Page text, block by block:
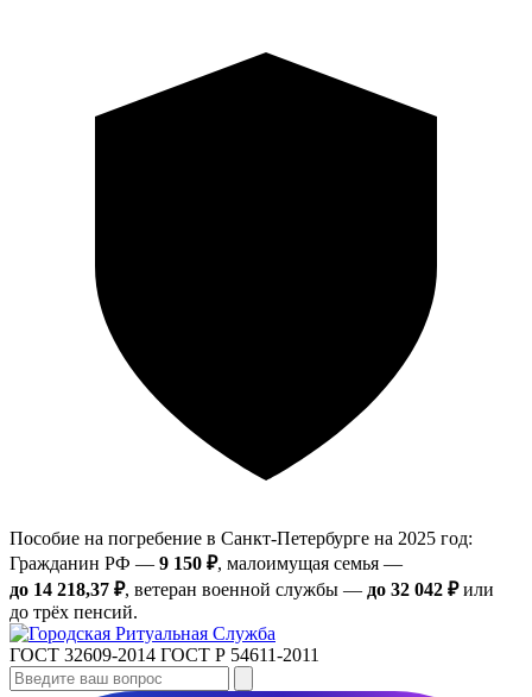
Пособие на погребение в Санкт‑Петербурге на 2025 год:
Гражданин РФ — 9 150 ₽, малоимущая семья —
до 14 218,37 ₽, ветеран военной службы — до 32 042 ₽или
до трёх пенсий.
ГОСТ 32609-2014 ГОСТ Р 54611-2011